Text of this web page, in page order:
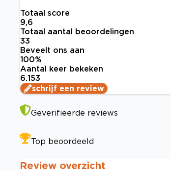
Totaal score
9,6
Totaal aantal beoordelingen
33
Beveelt ons aan
100%
Aantal keer bekeken
6.153
schrijf een review
Geverifieerde reviews
Top beoordeeld
Review overzicht